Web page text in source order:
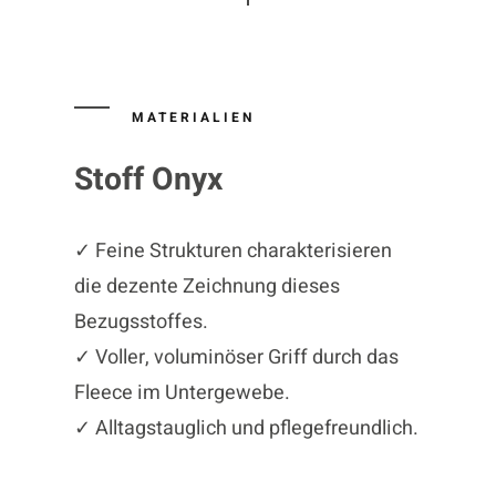
MATERIALIEN
Stoff Onyx
✓ Feine Strukturen charakterisieren
die dezente Zeichnung dieses
Bezugsstoffes.
✓ Voller, voluminöser Griff durch das
Fleece im Untergewebe.
✓ Alltagstauglich und pflegefreundlich.